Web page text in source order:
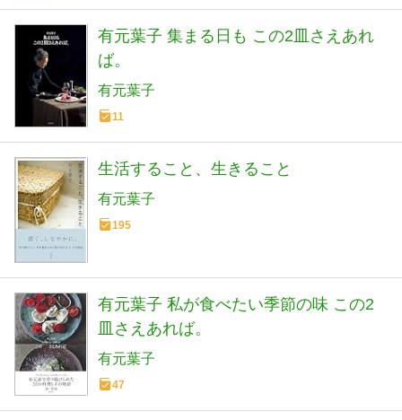
有元葉子 集まる日も この2皿さえあれ
ば。
有元葉子
11
生活すること、生きること
有元葉子
195
有元葉子 私が食べたい季節の味 この2
皿さえあれば。
有元葉子
47